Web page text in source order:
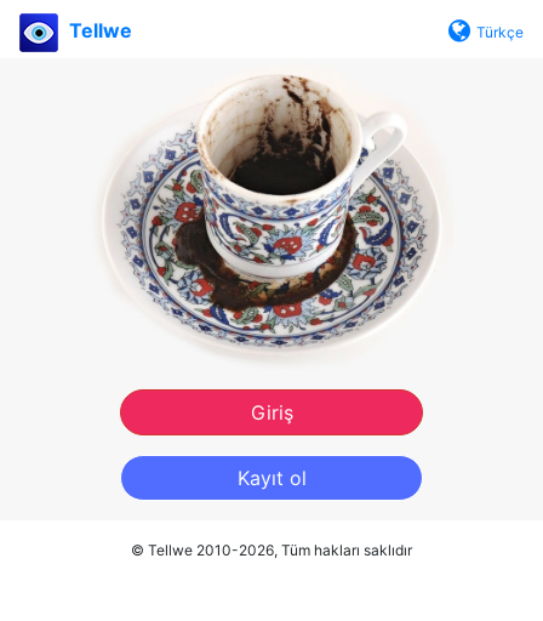
Tellwe Türkçe
Giriş
Kayıt ol
© Tellwe 2010-2026, Tüm hakları saklıdır